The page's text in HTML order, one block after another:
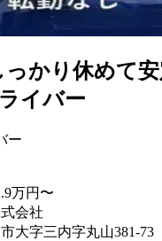
かり休めて
イバー
ー
万円〜
会社
大字三内字丸山381-73